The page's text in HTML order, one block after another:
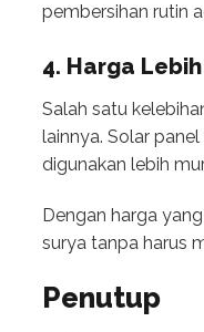
pembersihan rutin
4. Harga
Salah satu
lainnya. Solar
digunakan lebih
Dengan harga
surya tanpa harus
Penutup